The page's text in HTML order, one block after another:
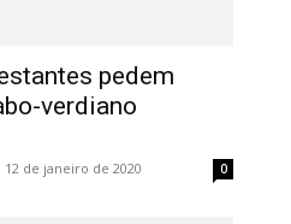
pedem
verdiano
12 de janeiro de 2020 0